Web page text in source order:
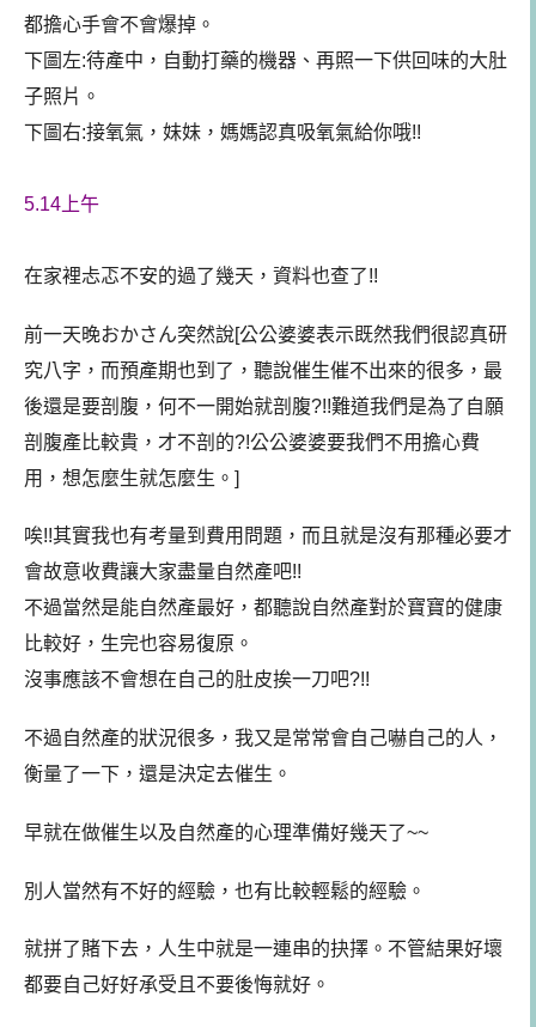
都擔心手會不會爆掉。
下圖左:待產中，自動打藥的機器、再照一下供回味的大肚
子照片。
下圖右:接氧氣，妹妹，媽媽認真吸氧氣給你哦!!
5.14上午
在家裡忐忑不安的過了幾天，資料也查了!!
前一天晚おかさん突然說[公公婆婆表示既然我們很認真研
究八字，而預產期也到了，聽說催生催不出來的很多，最
後還是要剖腹，何不一開始就剖腹?!!難道我們是為了自願
剖腹產比較貴，才不剖的?!公公婆婆要我們不用擔心費
用，想怎麼生就怎麼生。]
唉!!其實我也有考量到費用問題，而且就是沒有那種必要才
會故意收費讓大家盡量自然產吧!!
不過當然是能自然產最好，都聽說自然產對於寶寶的健康
比較好，生完也容易復原。
沒事應該不會想在自己的肚皮挨一刀吧?!!
不過自然產的狀況很多，我又是常常會自己嚇自己的人，
衡量了一下，還是決定去催生。
早就在做催生以及自然產的心理準備好幾天了~~
別人當然有不好的經驗，也有比較輕鬆的經驗。
就拼了賭下去，人生中就是一連串的抉擇。不管結果好壞
都要自己好好承受且不要後悔就好。